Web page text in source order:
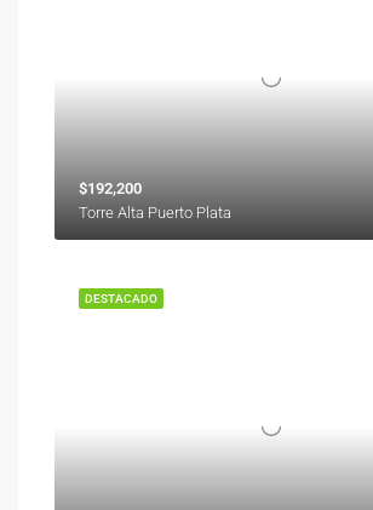
$192,200
Torre Alta Puerto Plata
DESTACADO